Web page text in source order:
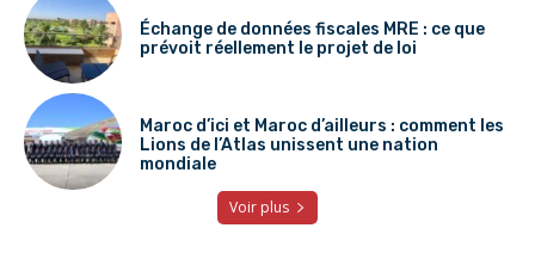
Échange de données fiscales MRE : ce que
prévoit réellement le projet de loi
Maroc d’ici et Maroc d’ailleurs : comment les
Lions de l’Atlas unissent une nation
mondiale
Voir plus